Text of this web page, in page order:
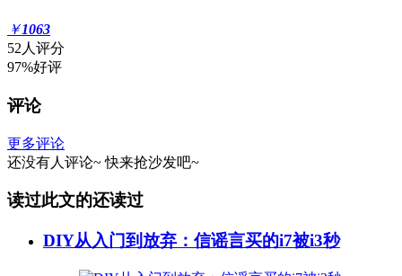
￥1063
52人评分
97%好评
评论
更多评论
还没有人评论~ 快来抢沙发吧~
读过此文的还读过
DIY从入门到放弃：信谣言买的i7被i3秒